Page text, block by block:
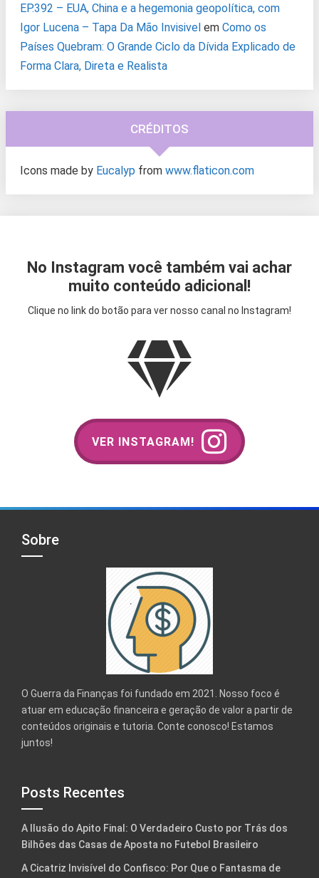
EP.392 – EUA, China e a hegemonia geopolítica, com
Igor Lucena – Tapa Da Mão Invisivel em Como os
Países Quebram: O Grande Ciclo da Dívida Explicado de
Forma Clara, Direta e Realista
CRÉDITOS
Icons made by Eucalyp from www.flaticon.com
No Instagram você também vai achar
muito conteúdo adicional!
Clique no link do botão para ver nosso canal no Instagram!
VER INSTAGRAM!
Sobre
O Guerra da Finanças foi fundado em 2021. Nosso foco é
atuar em educação financeira e geração de valor a partir de
conteúdos originais e tutoria. Conte conosco! Estamos
juntos!
Posts Recentes
A Ilusão do Apito Final: O Verdadeiro Custo por Trás dos
Bilhões das Casas de Aposta no Futebol Brasileiro
A Cicatriz Invisível do Confisco: Por Que o Fantasma de